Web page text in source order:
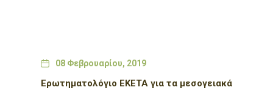
Ερωτηματολόγιο ΕΚΕΤΑ για τα μεσογειακά
Date08 Φεβρουαρίου, 2019